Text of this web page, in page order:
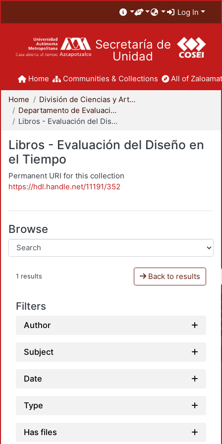
Log In
Secretaría de
Unidad
Home Communities & Collections All of
Home
División de Ciencias y Artes para el Diseño
Departamento de Evaluación del Diseño en el Tiempo
Libros - Evaluación del Diseño en el Tiempo
Libros - Evaluación del Diseño en
el Tiempo
Permanent URI for this collection
https://hdl.handle.net/11191/352
Browse
1 results Back to results
Filters
Author
Subject
Date
Type
Has files